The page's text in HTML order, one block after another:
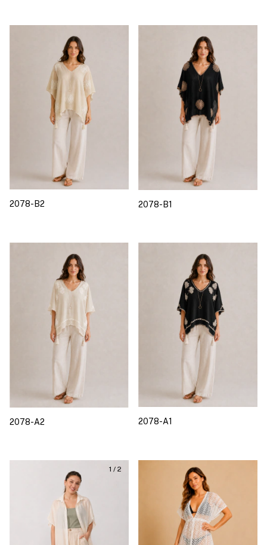
2078-B2 2078-B1
2078-A2 2078-A1
1 / 2